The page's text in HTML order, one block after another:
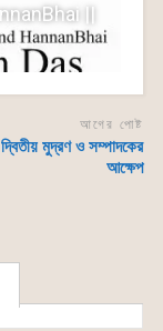
||
আগের পোষ্ট
মুদ্রণ ও সম্পাদকের
আক্ষেপ